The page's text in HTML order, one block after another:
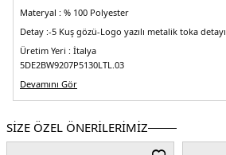
Materyal : % 100 Polyester
Detay :-5 Kuş gözü-Logo yazılı metalik toka detayı
Üretim Yeri : İtalya
5DE2BW9207P5130LTL.03
Devamını Gör
SİZE ÖZEL ÖNERİLERİMİZ